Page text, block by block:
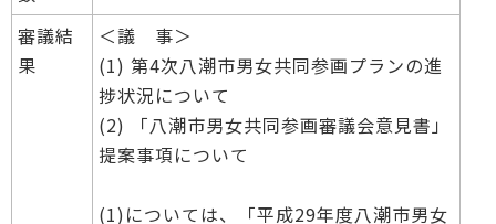
審議結
果
＜議 事＞
(1) 第4次八潮市男女共同参画プランの進
捗状況について
(2) 「八潮市男女共同参画審議会意見書」
提案事項について
(1)については、「平成29年度八潮市男女